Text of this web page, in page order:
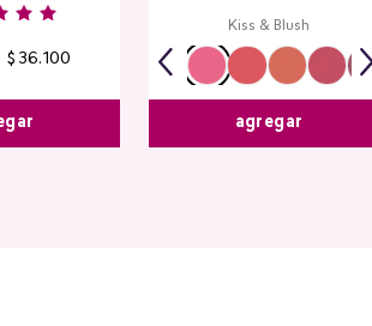
$ 36.100
Kiss & Blush
agregar